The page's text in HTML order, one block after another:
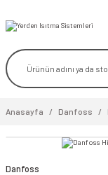
Anasayfa Danfoss
Danfoss